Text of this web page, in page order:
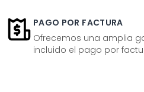
PAGO POR FACTURA
Ofrecemos una amplia
incluido el pago por